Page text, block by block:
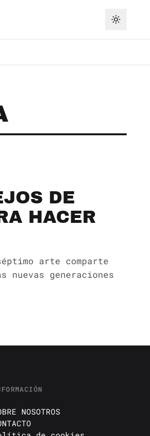
DE
HACER
arte comparte
generaciones
NOSOTROS